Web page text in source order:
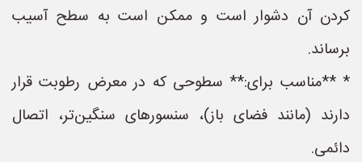
کردن آن دشوار است و ممکن است به سطح آسیب
برساند.
* **مناسب برای:** سطوحی که در معرض رطوبت قرار
دارند (مانند فضای باز)، سنسورهای سنگین‌تر، اتصال
دائمی.